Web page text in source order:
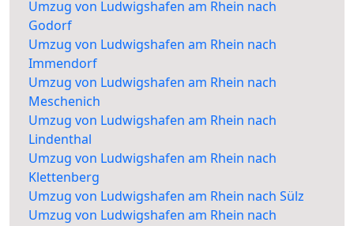
Umzug von Ludwigshafen am Rhein nach
Godorf
Umzug von Ludwigshafen am Rhein nach
Immendorf
Umzug von Ludwigshafen am Rhein nach
Meschenich
Umzug von Ludwigshafen am Rhein nach
Lindenthal
Umzug von Ludwigshafen am Rhein nach
Klettenberg
Umzug von Ludwigshafen am Rhein nach Sülz
Umzug von Ludwigshafen am Rhein nach